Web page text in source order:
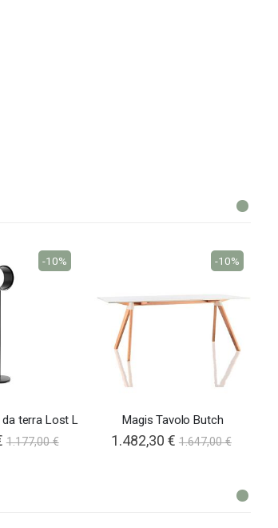
terra Lost L
1.177,00 €
-10%
Magis Tavolo Butch
1.482,30 € 1.647,00 €
-10%